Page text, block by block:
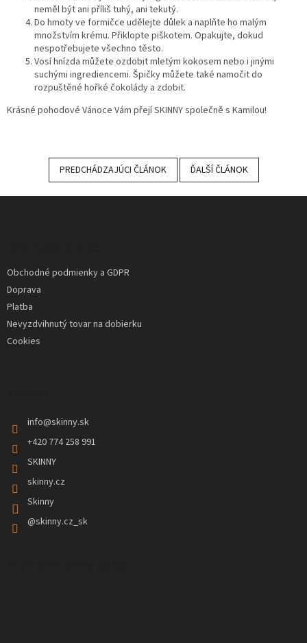
neměl být ani příliš tuhý, ani tekutý.
Do hmoty ve formičce udělejte důlek a naplňte ho malým
množstvím krému. Přiklopte piškotem. Opakujte, dokud
nespotřebujete všechno těsto.
Vosí hnízda můžete ozdobit mletým kokosem nebo i jinými
suchými ingrediencemi. Špičky můžete také namočit do
rozpuštěné hořké čokolády a zdobit.
Krásné pohodové Vánoce Vám přejí SKINNY společně s Kamilou!
PREDCHÁDZAJÚCI ČLÁNOK ĎALŠÍ ČLÁNOK
Z
Obchodné podmienky a GDPR
Doprava
Platba
Nevyzdvihnutý tovar na dobierku
Cookies
info@skinny.sk
+420 774 258 991
SKINNY
skinny.cz
Skinny
@skinny.cz_sk